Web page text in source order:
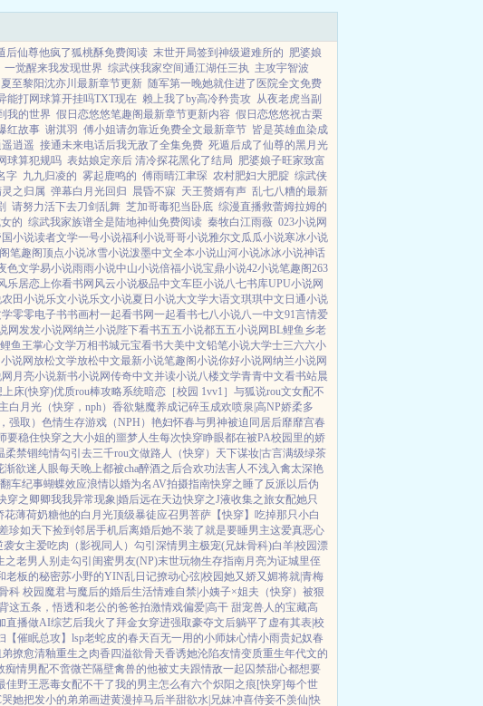
后仙尊他疯了狐桃酥免费阅读 末世开局签到神级避难所的 肥婆娘
一觉醒来我发现世界 综武侠我家空间通江湖任三执 主攻宇智波
夏至黎阳沈亦川最新章节更新 随军第一晚她就住进了医院全文免费
能打网球算开挂吗TXT现在 赖上我了by高冷矜贵攻 从夜老虎当副
我的世界 假日恋悠悠笔趣阁最新章节更新内容 假日恋悠悠祝古栗
红故事 谢淇羽 傅小姐请勿靠近免费全文最新章节 皆是英雄血染成
逍遥 接通未来电话后我无敌了全集免费 死遁后成了仙尊的黑月光
球算犯规吗 表姑娘定亲后 清冷探花黑化了结局 肥婆娘子旺家致富
字 九九归凌的 雾起鹿鸣的 傅雨晴江聿琛 农村肥妇大肥腚 综武侠
之归属 弹幕白月光回归 晨昏不寐 天王赘婿有声 乱七八糟的最新
请努力活下去刀剑乱舞 芝加哥毒犯当卧底 综漫直播救蕾姆拉姆的
的 综武我家族谱全是陆地神仙免费阅读 秦牧白江雨薇 023小说网
小说读者文学一号小说福利小说哥哥小说雅尔文瓜瓜小说寒冰小说
笔趣阁顶点小说冰雪小说泼墨中文全本小说山河小说冰冰小说神话
色文学易小说雨雨小说中山小说倍福小说宝鼎小说42小说笔趣阁263
乐居恋上你看书网 风云小说极品中文车臣小说八七书库UPU小说网
农田小说乐文小说乐文小说夏日小说大文学大语文琪琪中文 日通小说
零零电子书书画村一起看书网一起看书七八小说八一中文91言情爱
网发发小说网纳兰小说陛下看书五五小说都五五小说网BL鲤鱼乡老
鱼王掌心文学万相书城元宝看书大美中文铅笔小说大学士三六六小
说网放松文学放松中文最新小说笔趣阁小说你好小说网纳兰小说网
月亮小说新书小说网传奇中文并读小说八楼文学青青中文看书站晨
床(快穿)优质rou棒攻略系统暗恋［校园 1vv1］ 与狐说rou文女配不
白月光（快穿，nph） 香欲魅魔养成记碎玉成欢喷泉|高NP娇柔多
强取） 色情生存游戏（NPH） 艳妇怀春与男神被迫同居后靡靡宫春
要稳住快穿之大小姐的噩梦人生每次快穿睁眼都在被PA校园里的娇
柔禁锢纯情勾引 去三千rou文做路人（快穿） 天下谋妆|古言满级绿茶
渐欲迷人眼每天晚上都被cha醉酒之后合欢功法害人不浅入禽太深艳
车纪事蝴蝶效应浪情以婚为名AV拍摄指南快穿之睡了反派以后伪
穿之卿卿我我异常现象|婚后远在天边快穿之J液收集之旅女配她只
花薄荷奶糖他的白月光顶级暴徒应召男菩萨 【快穿】吃掉那只小白
珍如天下捡到邻居手机后离婚后她不装了就是要睡男主这爱真恶心
袭女主爱吃肉 （影视同人）勾引深情男主极宠(兄妹骨科)白羊|校园漂
之老男人别走勾引闺蜜男友(NP)末世玩物生存指南月亮为证城里侄
老板的秘密苏小野的YIN乱日记撩动心弦|校园她又娇又媚将就|青梅
科 校园 魔君与魔后的婚后生活情难自禁|小姨子×姐夫 （快穿）被狠
这五条，悟透和老公的爸爸拍激情戏偏爱|高干 甜宠兽人的宝藏高
直播做AI综艺后我火了 拜金女穿进强取豪夺文后躺平了 虚有其表|校
【催眠总攻】lsp老蛇皮的春天百无一用的小师妹心情小雨贵妃奴春
弟撩愈清釉重生之肉香四溢欲骨天香诱她沦陷友情变质重生年代文的
痴情男配不啻微芒隔壁禽兽的他被丈夫跟情敌一起囚禁甜心都想要
佳野王恶毒女配不干了我的男主怎么有六个炽阳之痕 [快穿]每个世
她把发小的弟弟画进黄漫掉马后半甜欲水|兄妹冲喜侍妾不羡仙|快